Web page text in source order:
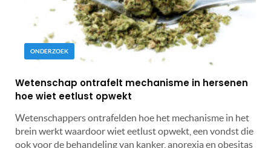
ONDERZOEK
Wetenschap ontrafelt mechanisme in hersenen
hoe wiet eetlust opwekt
Wetenschappers ontrafelden hoe het mechanisme in het
brein werkt waardoor wiet eetlust opwekt, een vondst die
ook voor de behandeling van kanker, anorexia en obesitas